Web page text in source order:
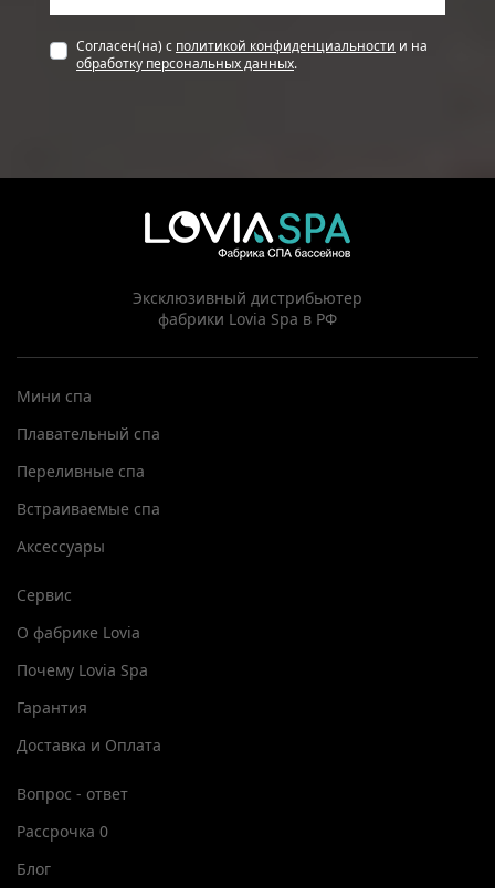
Согласен(на) с политикой конфиденциальности и на
обработку персональных данных.
Эксклюзивный дистрибьютер
фабрики Lovia Spa в РФ
Мини спа
Плавательный спа
Переливные спа
Встраиваемые спа
Аксессуары
Сервис
О фабрике Lovia
Почему Lovia Spa
Гарантия
Доставка и Оплата
Вопрос - ответ
Рассрочка 0
Блог